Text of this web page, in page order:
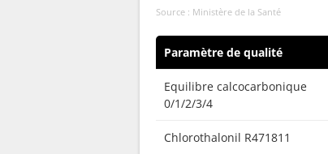
Atrazine déisopropyl-2-hydroxy
Atrazine déséthyl déisopropyl
Atrazine-déisopropyl
Source : Ministère de la Santé
Paramètre de qualité
Equilibre calcocarbonique
0/1/2/3/4
Chlorothalonil R471811